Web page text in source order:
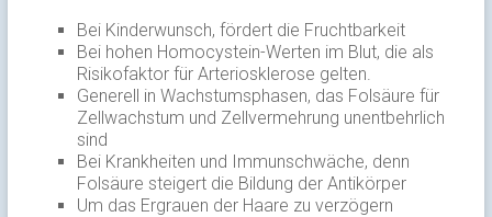
Bei Kinderwunsch, fördert die Fruchtbarkeit
Bei hohen Homocystein-Werten im Blut, die als
Risikofaktor für Arteriosklerose gelten.
Generell in Wachstumsphasen, das Folsäure für
Zellwachstum und Zellvermehrung unentbehrlich
sind
Bei Krankheiten und Immunschwäche, denn
Folsäure steigert die Bildung der Antikörper
Um das Ergrauen der Haare zu verzögern